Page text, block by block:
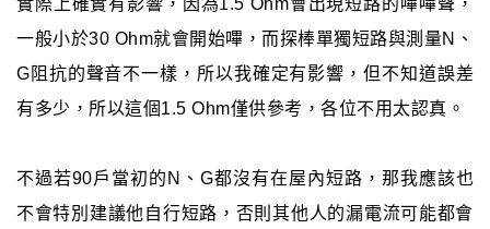
實際上確實有影響，因為1.5 Ohm會出現短路的嗶嗶聲，
一般小於30 Ohm就會開始嗶，而探棒單獨短路與測量N、
G阻抗的聲音不一樣，所以我確定有影響，但不知道誤差
有多少，所以這個1.5 Ohm僅供參考，各位不用太認真。
不過若90戶當初的N、G都沒有在屋內短路，那我應該也
不會特別建議他自行短路，否則其他人的漏電流可能都會